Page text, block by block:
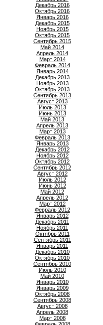
Декабрь 2016
Октябрь 2016
Январь 2016
Декабрь 2015
Ноябрь 2015
Октябрь 2015
Сентябрь 2015
Май 2014
Апрель 2014
Март 2014
Февраль 2014
Январь 2014
Декабрь 2013
Ноябрь 2013
Октябрь 2013
Сентябрь 2013
Август 2013
Июль 2013
Июнь 2013
Май 2013
Апрель 2013
Март 2013
Февраль 2013
Январь 2013
Декабрь 2012
Ноябрь 2012
Октябрь 2012
Сентябрь 2012
Август 2012
Июль 2012
Июнь 2012
Май 2012
Апрель 2012
Март 2012
Февраль 2012
Январь 2012
Декабрь 2011
Ноябрь 2011
Октябрь 2011
Сентябрь 2011
Январь 2011
Декабрь 2010
Октябрь 2010
Сентябрь 2010
Июль 2010
Май 2010
Январь 2010
Январь 2009
Октябрь 2008
Сентябрь 2008
Август 2008
Апрель 2008
Март 2008